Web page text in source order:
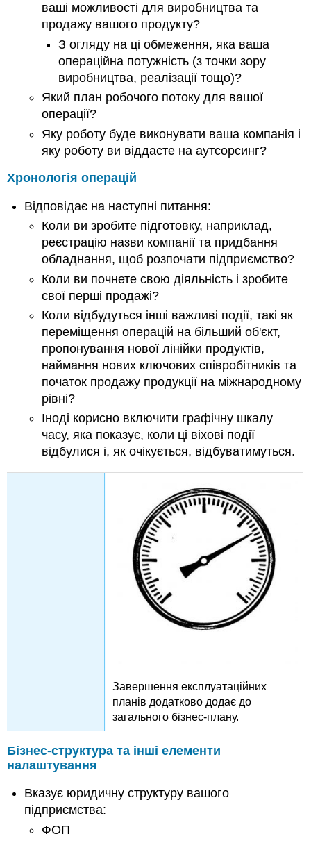
ваші можливості для виробництва та
продажу вашого продукту?
З огляду на ці обмеження, яка ваша
операційна потужність (з точки зору
виробництва, реалізації тощо)?
Який план робочого потоку для вашої
операції?
Яку роботу буде виконувати ваша компанія і
яку роботу ви віддасте на аутсорсинг?
Хронологія операцій
Відповідає на наступні питання:
Коли ви зробите підготовку, наприклад,
реєстрацію назви компанії та придбання
обладнання, щоб розпочати підприємство?
Коли ви почнете свою діяльність і зробите
свої перші продажі?
Коли відбудуться інші важливі події, такі як
переміщення операцій на більший об'єкт,
пропонування нової лінійки продуктів,
наймання нових ключових співробітників та
початок продажу продукції на міжнародному
рівні?
Іноді корисно включити графічну шкалу
часу, яка показує, коли ці віхові події
відбулися і, як очікується, відбуватимуться.
Завершення експлуатаційних
планів додатково додає до
загального бізнес-плану.
Бізнес-структура та інші елементи
налаштування
Вказує юридичну структуру вашого
підприємства:
ФОП